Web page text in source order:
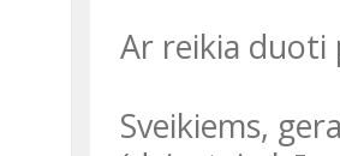
Ar reikia duoti
Sveikiems,